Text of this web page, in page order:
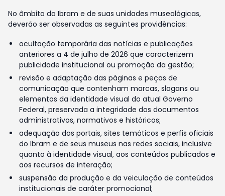
No âmbito do Ibram e de suas unidades museológicas,
deverão ser observadas as seguintes providências:
ocultação temporária das notícias e publicações
anteriores a 4 de julho de 2026 que caracterizem
publicidade institucional ou promoção da gestão;
revisão e adaptação das páginas e peças de
comunicação que contenham marcas, slogans ou
elementos da identidade visual do atual Governo
Federal, preservada a integridade dos documentos
administrativos, normativos e históricos;
adequação dos portais, sites temáticos e perfis oficiais
do Ibram e de seus museus nas redes sociais, inclusive
quanto à identidade visual, aos conteúdos publicados e
aos recursos de interação;
suspensão da produção e da veiculação de conteúdos
institucionais de caráter promocional;